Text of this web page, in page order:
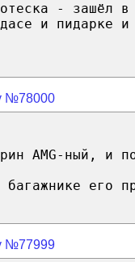
- зашёл
и пидарке и
№78000
AMG-ный, и
его
№77999